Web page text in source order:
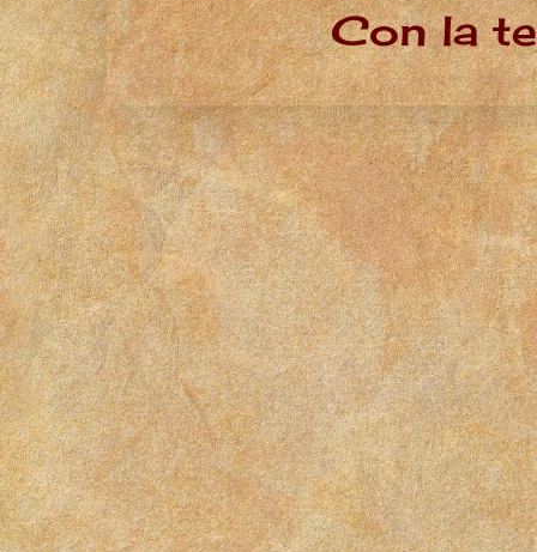
Con la